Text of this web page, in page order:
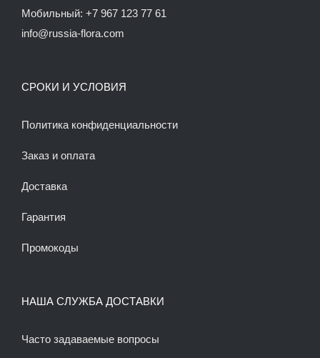
Мобильный: +7 967 123 77 61
info@russia-flora.com
СРОКИ И УСЛОВИЯ
Политика конфиденциальности
Заказ и оплата
Доставка
Гарантия
Промокоды
НАША СЛУЖБА ДОСТАВКИ
Часто задаваемые вопросы